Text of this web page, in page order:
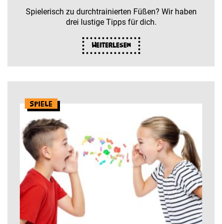
Spielerisch zu durchtrainierten Füßen? Wir haben
drei lustige Tipps für dich.
Weiterlesen
Spiele